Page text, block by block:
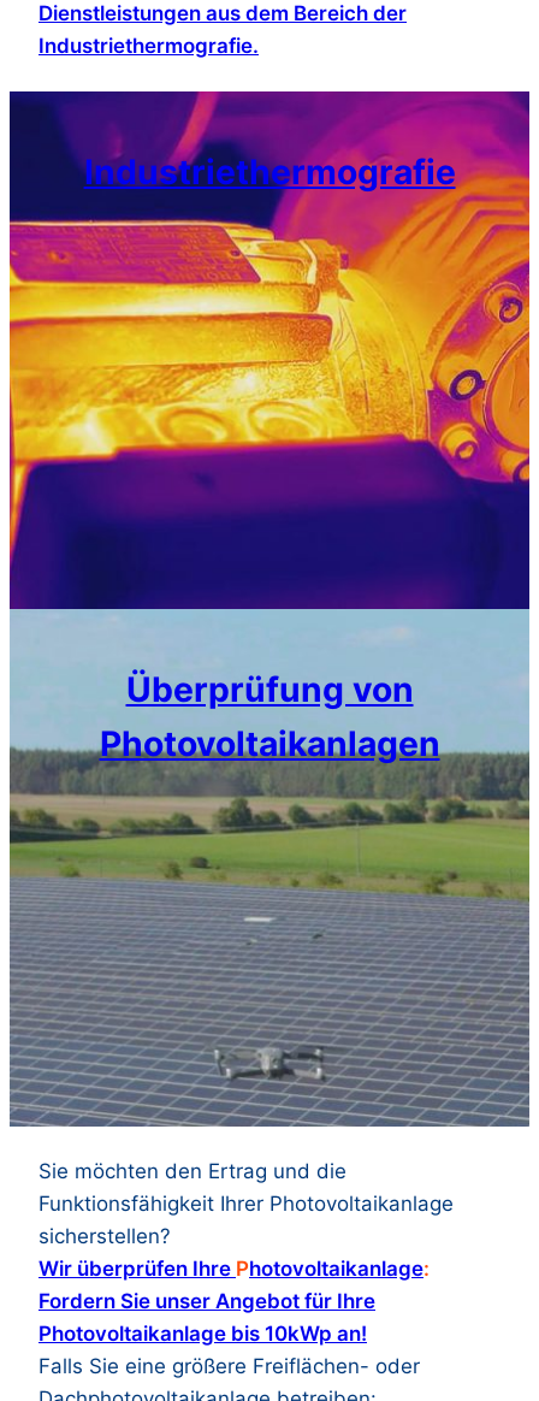
Dienstleistungen aus dem Bereich der
Industriethermografie.
Industriethermografie
Überprüfung von
Photovoltaikanlagen
Sie möchten den Ertrag und die
Funktionsfähigkeit Ihrer Photovoltaikanlage
sicherstellen?
Wir überprüfen Ihre Photovoltaikanlage:
Fordern Sie unser Angebot für Ihre
Photovoltaikanlage bis 10kWp an!
Falls Sie eine größere Freiflächen- oder